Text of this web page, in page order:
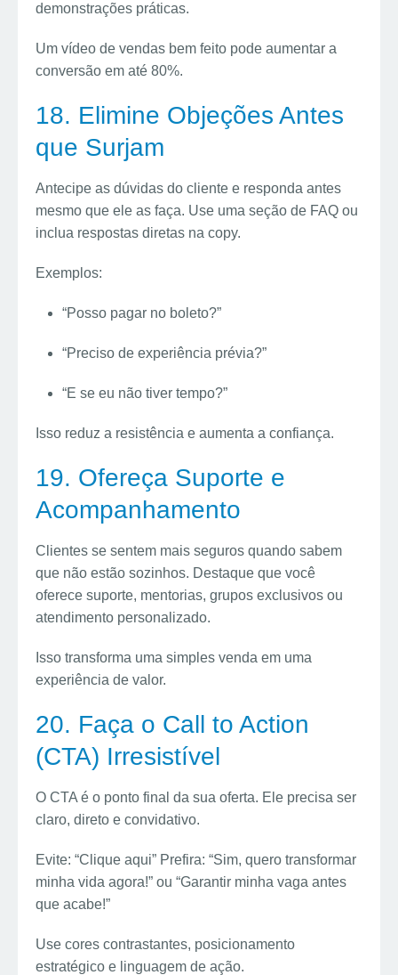
demonstrações práticas.
Um vídeo de vendas bem feito pode aumentar a
conversão em até 80%.
18. Elimine Objeções Antes
que Surjam
Antecipe as dúvidas do cliente e responda antes
mesmo que ele as faça. Use uma seção de FAQ ou
inclua respostas diretas na copy.
Exemplos:
“Posso pagar no boleto?”
“Preciso de experiência prévia?”
“E se eu não tiver tempo?”
Isso reduz a resistência e aumenta a confiança.
19. Ofereça Suporte e
Acompanhamento
Clientes se sentem mais seguros quando sabem
que não estão sozinhos. Destaque que você
oferece suporte, mentorias, grupos exclusivos ou
atendimento personalizado.
Isso transforma uma simples venda em uma
experiência de valor.
20. Faça o Call to Action
(CTA) Irresistível
O CTA é o ponto final da sua oferta. Ele precisa ser
claro, direto e convidativo.
Evite: “Clique aqui” Prefira: “Sim, quero transformar
minha vida agora!” ou “Garantir minha vaga antes
que acabe!”
Use cores contrastantes, posicionamento
estratégico e linguagem de ação.